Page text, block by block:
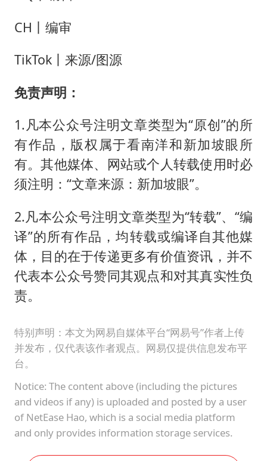
CH丨编审
TikTok丨来源/图源
免责声明：
1.凡本公众号注明文章类型为“原创”的所
有作品，版权属于看南洋和新加坡眼所
有。其他媒体、网站或个人转载使用时必
须注明：“文章来源：新加坡眼”。
2.凡本公众号注明文章类型为“转载”、“编
译”的所有作品，均转载或编译自其他媒
体，目的在于传递更多有价值资讯，并不
代表本公众号赞同其观点和对其真实性负
责。
特别声明：本文为网易自媒体平台“网易号”作者上传
并发布，仅代表该作者观点。网易仅提供信息发布平
台。
Notice: The content above (including the pictures
and videos if any) is uploaded and posted by a user
of NetEase Hao, which is a social media platform
and only provides information storage services.